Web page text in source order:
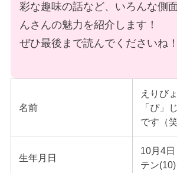
彩な趣味の話など、いろんな側
んさんの魅力を紹介します！
ぜひ最後まで読んでくださいね！
名前
えりび
「ぴ」
です（笑
生年月日
10月4日
テン